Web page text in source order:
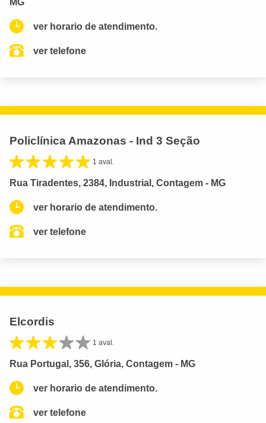
ver horario de atendimento.
ver telefone
Policlínica Amazonas - Ind 3 Seção
1 aval.
Rua Tiradentes, 2384, Industrial, Contagem - MG
ver horario de atendimento.
ver telefone
Elcordis
1 aval.
Rua Portugal, 356, Glória, Contagem - MG
ver horario de atendimento.
ver telefone